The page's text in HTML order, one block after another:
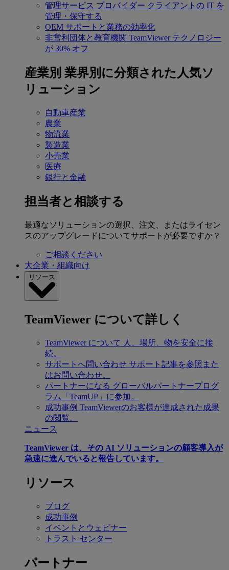
管理サービス プロバイダー クライアントの IT を
管理・保守する
OEM サポートと業務の効率化
非営利団体と教育機関 TeamViewer テクノロジー
が 30% オフ
産業別 業界別に分類された人気ソ
リューション
自動車産業
農業
物流業
製造業
小売業
医療
銀行と金融
担当者と相談する
最適なソリューションの選択、注文、またはライセン
スのアップグレードについてサポートが必要ですか？
ご相談ください
大企業・組織向け
リソース
TeamViewer について詳しく
TeamViewer について 人、場所、物を安全に接
続。
サポートへ問い合わせ サポート記事を参照また
はお問い合わせ。
パートナーになる グローバルパートナープログ
ラム「TeamUP」に参加。
成功事例 TeamViewerのお客様が達成された成果
の閲覧。
ニュース
TeamViewer は、その AI ソリューションの顧客導入が
急速に進んでいると報告しています。
リソース
ブログ
成功事例
イベントとウェビナー
トラスト センター
パートナー